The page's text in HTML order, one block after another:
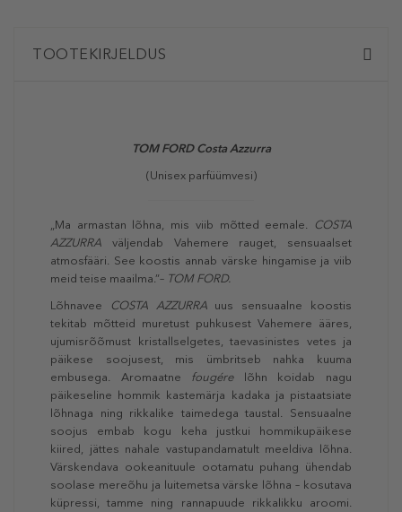
TOOTEKIRJELDUS
TOM FORD Costa Azzurra
(Unisex parfüümvesi)
„Ma armastan lõhna, mis viib mõtted eemale.
COSTA
AZZURRA väljendab Vahemere rauget, sensuaalset
atmosfääri. See koostis annab värske hingamise ja viib
meid teise maailma.”– TOM FORD.
Lõhnavee
COSTA AZZURRAuus sensuaalne koostis
tekitab mõtteid muretust puhkusest Vahemere ääres,
ujumisrõõmust kristallselgetes, taevasinistes vetes ja
päikese soojusest, mis ümbritseb nahka kuuma
embusega. Aromaatne
fougérelõhn koidab nagu
päikeseline hommik kastemärja kadaka ja pistaatsiate
lõhnaga ning rikkalike taimedega taustal. Sensuaalne
soojus embab kogu keha justkui hommikupäikese
kiired, jättes nahale vastupandamatult meeldiva lõhna.
Värskendava ookeanituule ootamatu puhang ühendab
soolase mereõhu ja luitemetsa värske lõhna – kosutava
küpressi, tamme ning rannapuude rikkalikku aroomi.